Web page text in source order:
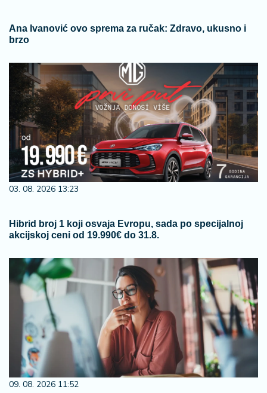
Ana Ivanović ovo sprema za ručak: Zdravo, ukusno i
brzo
03. 08. 2026 13:23
Hibrid broj 1 koji osvaja Evropu, sada po specijalnoj
akcijskoj ceni od 19.990€ do 31.8.
09. 08. 2026 11:52